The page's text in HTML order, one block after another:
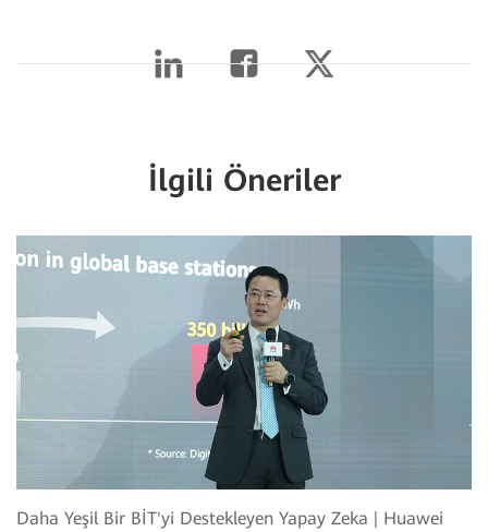
İlgili Öneriler
Daha Yeşil Bir BİT'yi Destekleyen Yapay Zeka | Huawei